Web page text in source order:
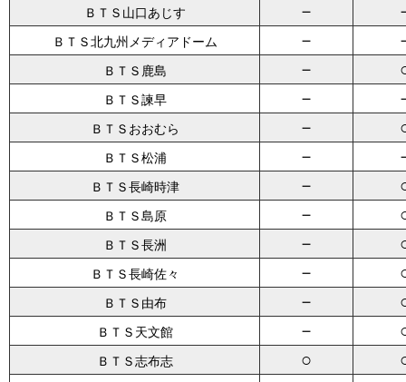
ＢＴＳ山口あじす －
ＢＴＳ北九州メディアドーム －
ＢＴＳ鹿島 －
ＢＴＳ諫早 －
ＢＴＳおおむら －
ＢＴＳ松浦 －
ＢＴＳ長崎時津 －
ＢＴＳ島原 －
ＢＴＳ長洲 －
ＢＴＳ長崎佐々 －
ＢＴＳ由布 －
ＢＴＳ天文館 －
ＢＴＳ志布志 ○